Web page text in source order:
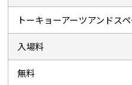
トーキョーアーツアンドス
入場料
無料